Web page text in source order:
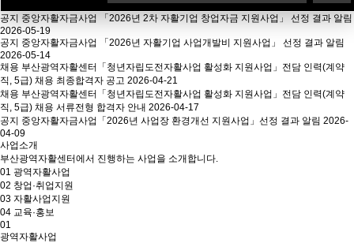
공지 중앙자활자금사업 「2026년 2차 자활기업 창업자금 지원사업」 선정 결과 알림
2026-05-19
공지 중앙자활자금사업 「2026년 자활기업 사업개발비 지원사업」 선정 결과 알림
2026-05-14
채용 부산광역자활센터「청년자립도전자활사업 활성화 지원사업」전담 인력(계약
직, 5급) 채용 최종합격자 공고 2026-04-21
채용 부산광역자활센터「청년자립도전자활사업 활성화 지원사업」전담 인력(계약
직, 5급) 채용 서류전형 합격자 안내 2026-04-17
공지 중앙자활자금사업「2026년 사업장 환경개선 지원사업」선정 결과 알림 2026-
04-09
사업소개
부산광역자활센터에서 진행하는 사업을 소개합니다.
01 광역자활사업
02 창업·취업지원
03 자활사업지원
04 교육·홍보
01
광역자활사업